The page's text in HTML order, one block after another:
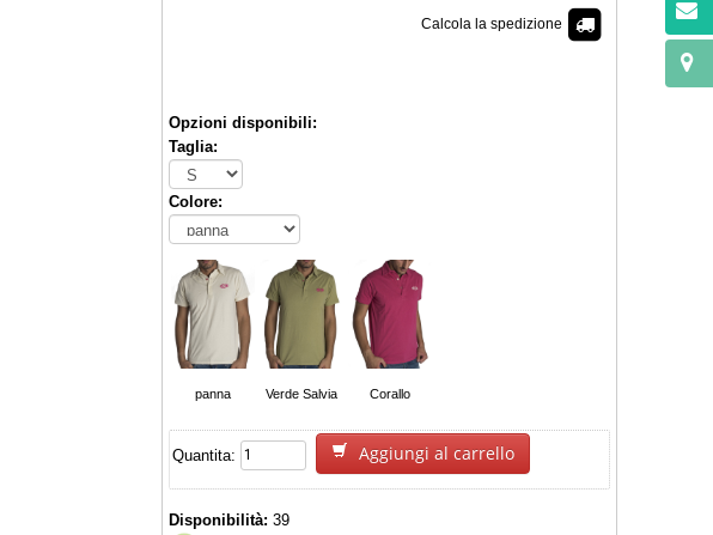
Calcola la spedizione
Opzioni disponibili:
Taglia:
Colore:
panna Verde Salvia Corallo
Quantita: Aggiungi al carrello
Disponibilità: 39